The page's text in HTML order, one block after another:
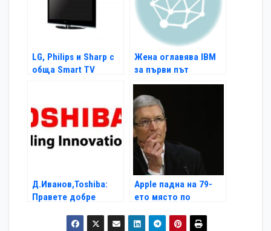
LG, Philips и Sharp с
обща Smart TV
Жена оглавява IBM
за първи път
Д.Иванов,Toshiba:
Правете добре
Apple падна на 79-
ето място по